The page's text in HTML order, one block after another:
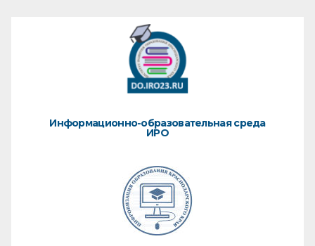
Информационно-образовательная среда
ИРО